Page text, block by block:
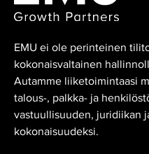
EMU ei ole perinteinen
kokonaisvaltainen
Autamme liiketoimintaasi
talous-, palkka- ja
vastuullisuuden, juridiikan
kokonaisuudeksi.